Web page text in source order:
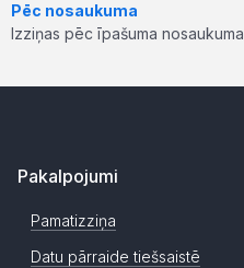
Pēc nosaukuma
Izziņas pēc īpašuma nosaukuma
Pakalpojumi
Pamatizziņa
Datu pārraide tiešsaistē